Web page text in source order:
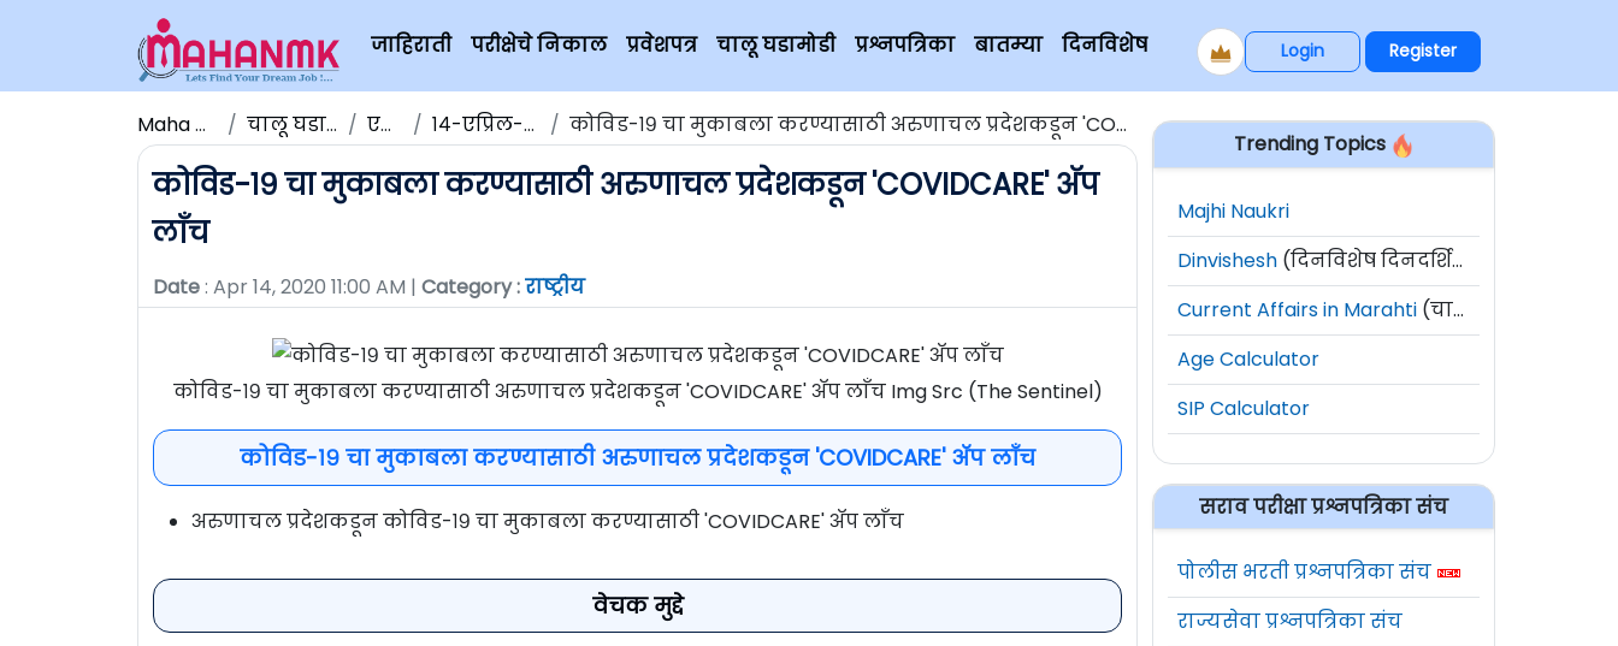
जाहिराती परीक्षेचे निकाल प्रवेशपत्र चालू घडामोडी प्रश्नपत्रिका बातम्या दिनविशेष Login Register
Maha NMK चालू घडामोडी एप्रिल १४-एप्रिल-२०२० कोविड-१९ चा मुकाबला करण्यासाठी अरुणाचल प्रदेशकडून 'COVIDCARE' अ‍ॅप लाँच
कोविड-१९ चा मुकाबला करण्यासाठी अरुणाचल प्रदेशकडून 'COVIDCARE' अ‍ॅप
लाँच
Date: Apr 14, 2020 11:00 AM | Category :राष्ट्रीय
कोविड-१९ चा मुकाबला करण्यासाठी अरुणाचल प्रदेशकडून 'COVIDCARE' अ‍ॅप लाँच Img Src (The Sentinel)
कोविड-१९ चा मुकाबला करण्यासाठी अरुणाचल प्रदेशकडून 'COVIDCARE' अ‍ॅप लाँच
अरुणाचल प्रदेशकडून कोविड-१९ चा मुकाबला करण्यासाठी 'COVIDCARE' अ‍ॅप लाँच
वेचक मुद्दे
Trending Topics
Majhi Naukri
Dinvishesh (दिनविशेष दिनदर्शिका)
Current Affairs in Marahti (चालू घडामोडी)
Age Calculator
SIP Calculator
सराव परीक्षा प्रश्नपत्रिका संच
पोलीस भरती प्रश्नपत्रिका संच
राज्यसेवा प्रश्नपत्रिका संच